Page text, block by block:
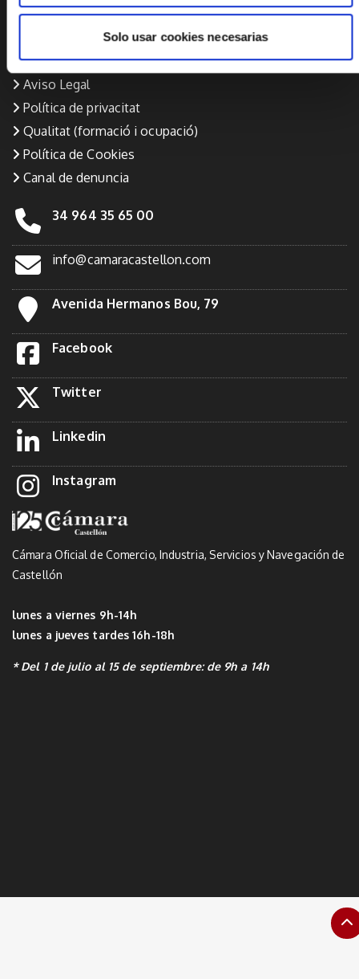
Solo usar cookies necesarias
Premis Cambra
Perfil de contractant
Cort d’arbitratge
Aviso Legal
Política de privacitat
Qualitat (formació i ocupació)
Política de Cookies
Canal de denuncia
34 964 35 65 00
info@camaracastellon.com
Avenida Hermanos Bou, 79
Facebook
Twitter
Linkedin
Instagram
Cámara Oficial de Comercio, Industria, Servicios y Navegación de
Castellón
lunes a viernes 9h-14h
lunes a jueves tardes 16h-18h
* Del 1 de julio al 15 de septiembre: de 9h a 14h